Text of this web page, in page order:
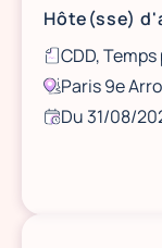
CDD,
Paris 9e
Du 31/08/